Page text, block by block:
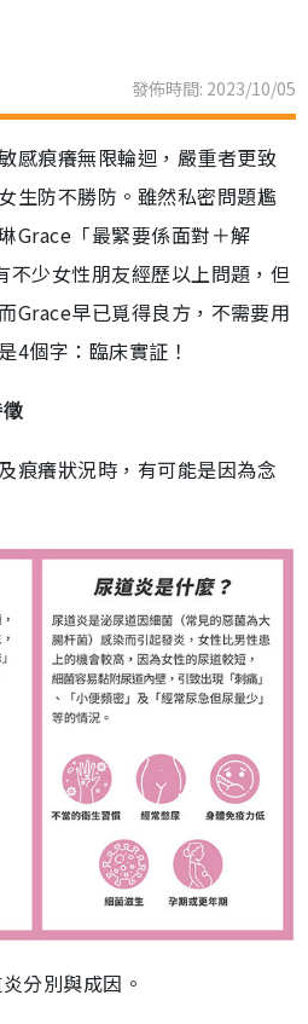
發佈時間: 2023/10/05
感痕癢無限輪迴，嚴重者更致
生防不勝防。雖然私密問題尷
Grace「最緊要係面對＋解
不少女性朋友經歷以上問題，但
Grace早已覓得良方，不需要用
4個字：臨床實証！
痕癢狀況時，有可能是因為念
分別與成因。